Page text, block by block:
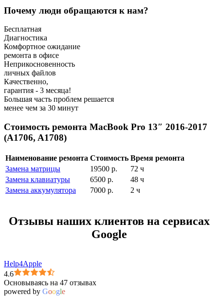
Почему люди обращаются к нам?
Бесплатная
Диагностика
Комфортное ожидание
ремонта в офисе
Неприкосновенность
личных файлов
Качественно,
гарантия - 3 месяца!
Большая часть проблем решается
менее чем за 30 минут
Стоимость ремонта MacBook Pro 13″ 2016-2017
(A1706, A1708)
Наименование ремонта Стоимость Время ремонта
Замена матрицы
19500 р.
72 ч
Замена клавиатуры
6500 р.
48 ч
Замена аккумулятора
7000 р. 2 ч
Отзывы наших клиентов на сервисах
Google
Help4Apple
4.6
Основываясь на 47 отзывах
powered by Google